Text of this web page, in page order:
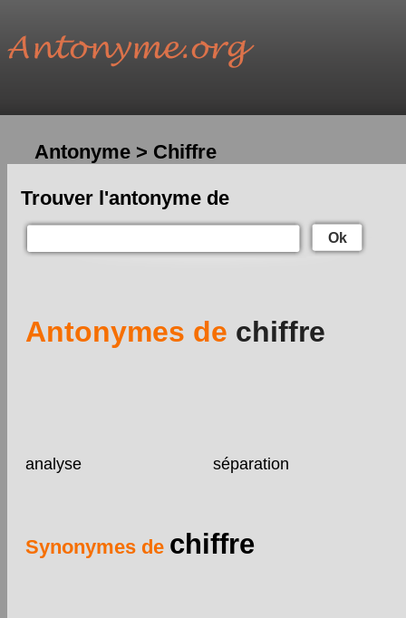
Antonyme > Chiffre
Trouver l'antonyme de
Ok
Antonymes de chiffre
analyse séparation
Synonymes de chiffre